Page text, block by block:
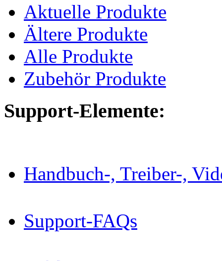
Aktuelle Produkte
Ältere Produkte
Alle Produkte
Zubehör Produkte
Support-Elemente:
Handbuch-, Treiber-,
Support-FAQs